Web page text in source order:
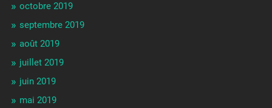
octobre 2019
septembre 2019
août 2019
juillet 2019
juin 2019
mai 2019